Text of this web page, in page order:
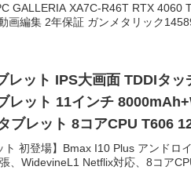
GALLERIA XA7C-R46T RTX 4060
画編集 2年保証 ガンメタリック
レット IPS大画面 TDDIタ
レット 11インチ
ブレット 8コアCPU T606
以上 wi-fiモデル、Type-C
WIFI
ト 初登場】Bmax I10 Plus アンドロ
、WidevineL1 Netflix対応、8コア